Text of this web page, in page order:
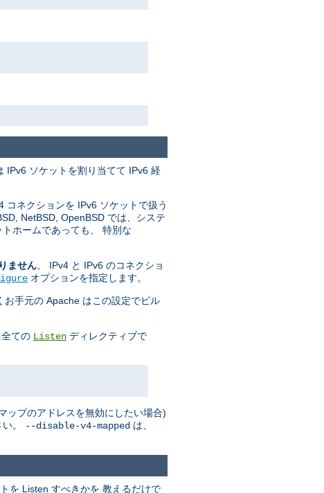
IPv6 ソケットを割り当てて IPv6 経
ネクションを IPv6 ソケットで扱う
NetBSD, OpenBSD では、システ
ホームであっても、 特別な
ません。 IPv4 と IPv6 のコネクショ
オプションを指定します。
手元の Apache はこの設定でビル
ての Listen ディレクティブで
ップのアドレスを無効にしたい場合)
。 --disable-v4-mapped は、
を Listen すべきかを 教えるだけで